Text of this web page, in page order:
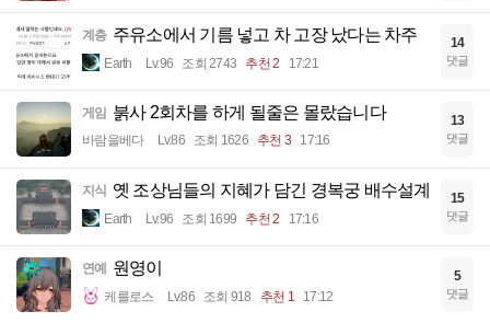
계층 주유소에서 기름 넣고 차 고장 났다는 차주
Earth Lv.96 조회 2743 추천 2 17:21
14
댓글
게임 붉사 2회차를 하게 될줄은 몰랐습니다
바람을베다 Lv.86 조회 1626 추천 3 17:16
13
댓글
지식 옛 조상님들의 지혜가 담긴 경복궁 배수설계
Earth Lv.96 조회 1699 추천 2 17:16
15
댓글
연예 원영이
케를로스 Lv.86 조회 918 추천 1 17:12
5
댓글